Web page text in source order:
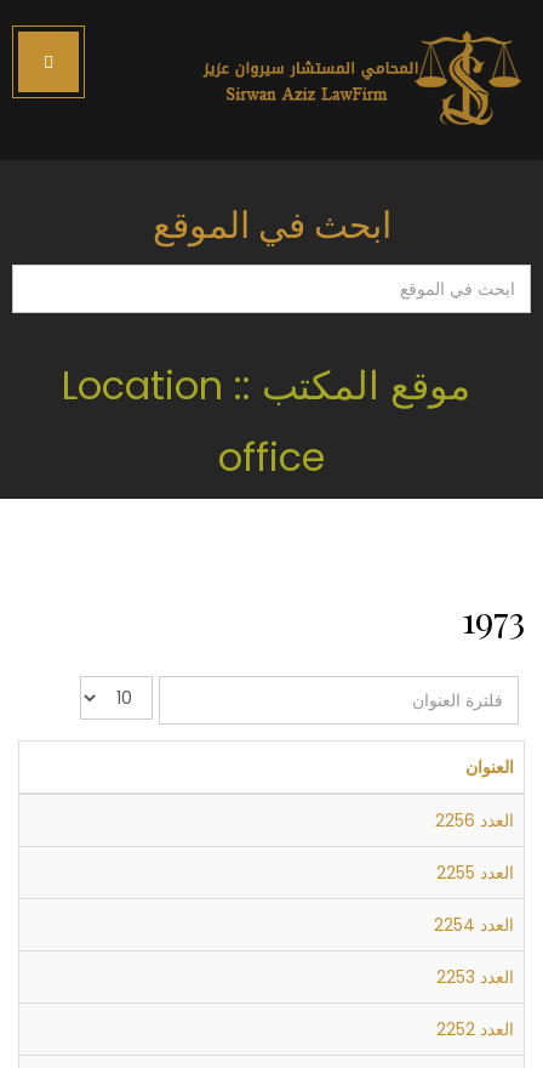
ابحث في الموقع
ابحث
في
موقع المكتب :: Location
office
1973
فلترة
العنوان
عدد
الإظهارات:
العنوان
العدد 2256
العدد 2255
العدد 2254
العدد 2253
العدد 2252